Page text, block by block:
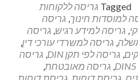
about
גריסת
נייר
–
למה
זה
Tagged גריסה ללקוחות
למוסדות חינוך, גריסה
, גריסה למידע רגיש, גריסה
, גריסה למשרדי עורכי דין,
, גריסה לפי תקן DIN , גריסה
, גריסה מאובטחת,